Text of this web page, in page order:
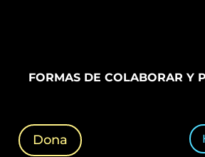
FORMAS DE COLABORAR Y
Dona